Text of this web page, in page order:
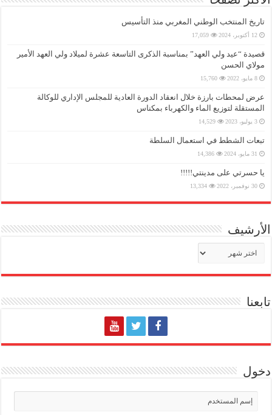
تاريخ المنتخب الوطني المغربي منذ التأسيس
12 أكتوبر، 2024 17,059
قصيدة “عيد ولي العهد” بمناسبة الذكرى التاسعة عشرة لميلاد ولي العهد الأمير
مولاي الحسن
8 مايو، 2022 15,760
عرض لمحطات بارزة خلال انعقاد الدورة العادية للمجلس الإداري للوكالة
المستقلة لتوزيع الماء والكهرباء بمكناس
3 يوليو، 2023 14,529
تبعات الشطط في استعمال السلطة
31 مايو، 2024 14,386
يا حسرتي على مدينتي!!!!!
30 نوفمبر، 2022 13,334
الأرشيف
الأرشيف
تابعنا
دخول